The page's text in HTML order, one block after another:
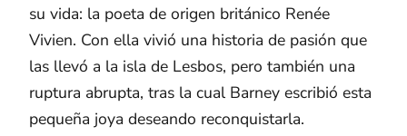
su vida: la poeta de origen británico Renée
Vivien. Con ella vivió una historia de pasión que
las llevó a la isla de Lesbos, pero también una
ruptura abrupta, tras la cual Barney escribió esta
pequeña joya deseando reconquistarla.